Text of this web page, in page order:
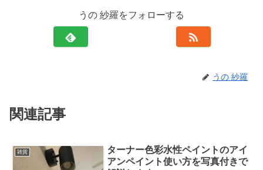
うの 紗羅をフォローする
うの 紗羅
関連記事
雑貨
ターナー色彩水性ペイントのアイ
アンペイント使い方を写真付きで